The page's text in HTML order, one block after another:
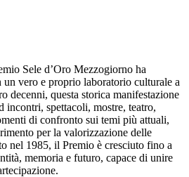
Sele d’Oro Mezzogiorno ha
vero e proprio laboratorio culturale a
decenni, questa storica manifestazione
incontri, spettacoli, mostre, teatro,
di confronto sui temi più attuali,
per la valorizzazione delle
nel 1985, il Premio è cresciuto fino a
memoria e futuro, capace di unire